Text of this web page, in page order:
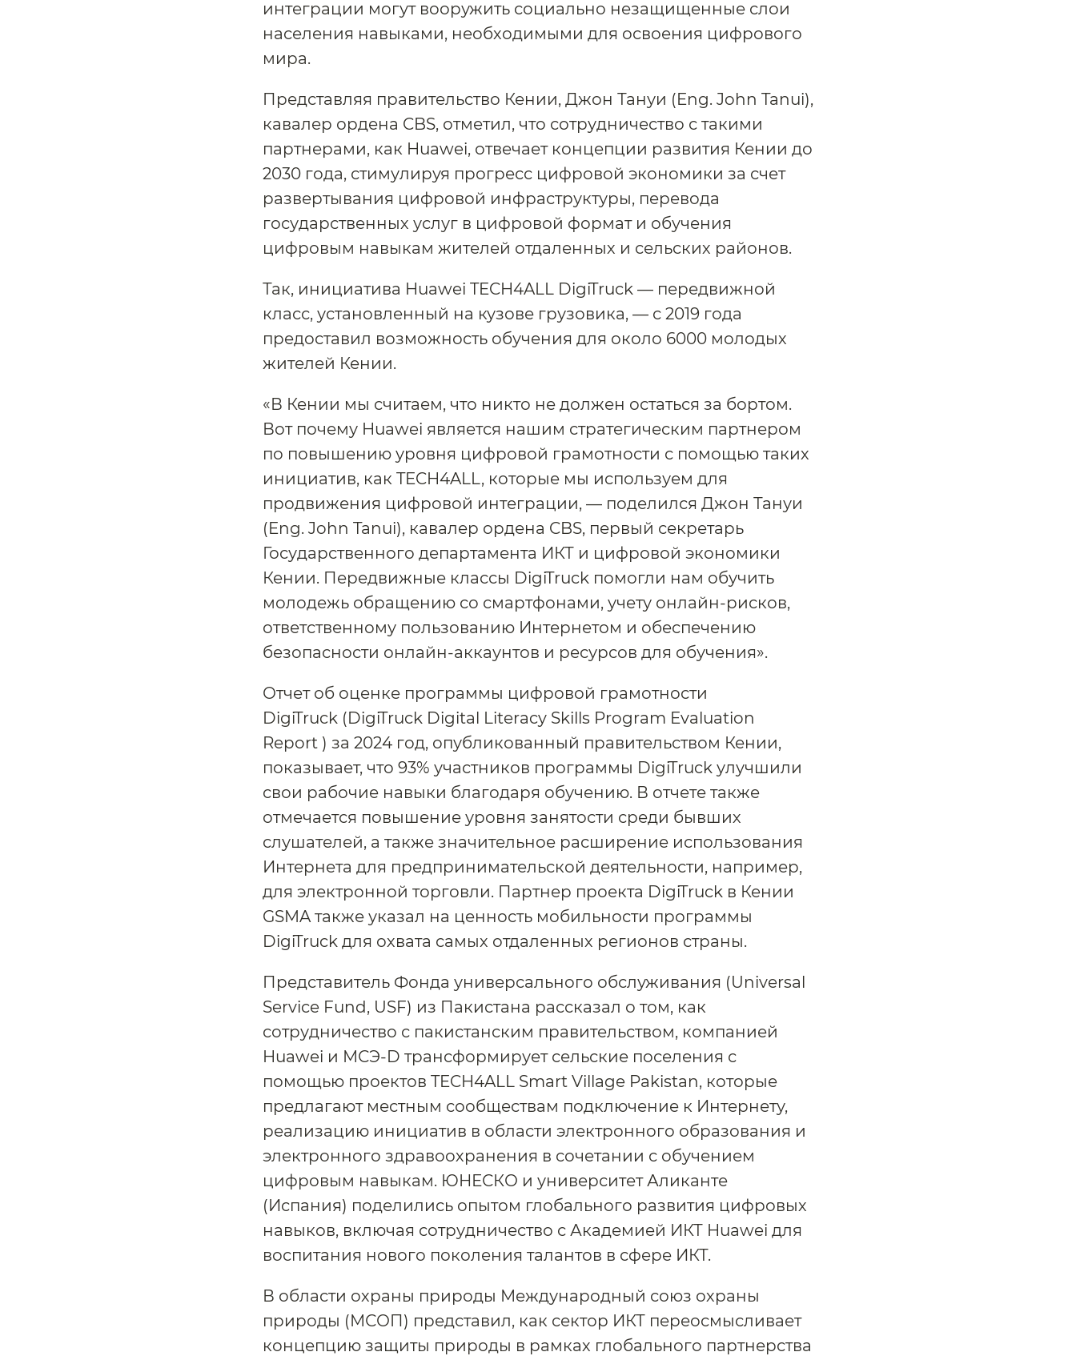
интеграции могут вооружить социально незащищенные слои
населения навыками, необходимыми для освоения цифрового
мира.
Представляя правительство Кении, Джон Тануи (Eng. John Tanui),
кавалер ордена CBS, отметил, что сотрудничество с такими
партнерами, как Huawei, отвечает концепции развития Кении до
2030 года, стимулируя прогресс цифровой экономики за счет
развертывания цифровой инфраструктуры, перевода
государственных услуг в цифровой формат и обучения
цифровым навыкам жителей отдаленных и сельских районов.
Так, инициатива Huawei TECH4ALL DigiTruck — передвижной
класс, установленный на кузове грузовика, — с 2019 года
предоставил возможность обучения для около 6000 молодых
жителей Кении.
«В Кении мы считаем, что никто не должен остаться за бортом.
Вот почему Huawei является нашим стратегическим партнером
по повышению уровня цифровой грамотности с помощью таких
инициатив, как TECH4ALL, которые мы используем для
продвижения цифровой интеграции, — поделился Джон Тануи
(Eng. John Tanui), кавалер ордена CBS, первый секретарь
Государственного департамента ИКТ и цифровой экономики
Кении. Передвижные классы DigiTruck помогли нам обучить
молодежь обращению со смартфонами, учету онлайн-рисков,
ответственному пользованию Интернетом и обеспечению
безопасности онлайн-аккаунтов и ресурсов для обучения».
Отчет об оценке программы цифровой грамотности
DigiTruck (DigiTruck Digital Literacy Skills Program Evaluation
Report ) за 2024 год, опубликованный правительством Кении,
показывает, что 93% участников программы DigiTruck улучшили
свои рабочие навыки благодаря обучению. В отчете также
отмечается повышение уровня занятости среди бывших
слушателей, а также значительное расширение использования
Интернета для предпринимательской деятельности, например,
для электронной торговли. Партнер проекта DigiTruck в Кении
GSMA также указал на ценность мобильности программы
DigiTruck для охвата самых отдаленных регионов страны.
Представитель Фонда универсального обслуживания (Universal
Service Fund, USF) из Пакистана рассказал о том, как
сотрудничество с пакистанским правительством, компанией
Huawei и МСЭ-D трансформирует сельские поселения с
помощью проектов TECH4ALL Smart Village Pakistan, которые
предлагают местным сообществам подключение к Интернету,
реализацию инициатив в области электронного образования и
электронного здравоохранения в сочетании с обучением
цифровым навыкам. ЮНЕСКО и университет Аликанте
(Испания) поделились опытом глобального развития цифровых
навыков, включая сотрудничество с Академией ИКТ Huawei для
воспитания нового поколения талантов в сфере ИКТ.
В области охраны природы Международный союз охраны
природы (МСОП) представил, как сектор ИКТ переосмысливает
концепцию защиты природы в рамках глобального партнерства